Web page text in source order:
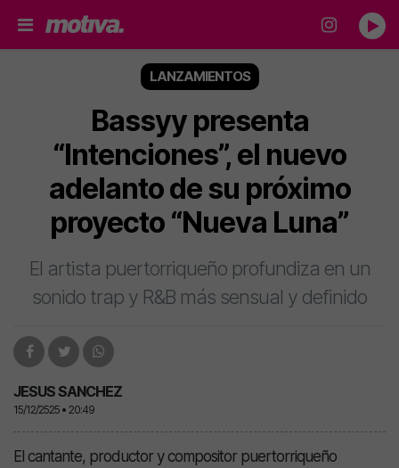
LANZAMIENTOS
Bassyy presenta
“Intenciones”, el nuevo
adelanto de su próximo
proyecto “Nueva Luna”
El artista puertorriqueño profundiza en un
sonido trap y R&B más sensual y definido
JESUS SANCHEZ
15/12/2525 • 20:49
El cantante, productor y compositor puertorriqueño